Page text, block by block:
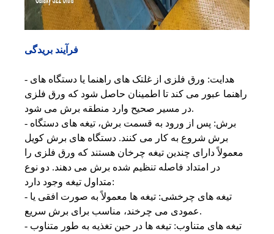
فرآیند بریدگی
- هدایت: ورق فلزی از غلتک های راهنما یا دستگاه های
راهنما عبور می کند تا اطمینان حاصل شود که ورق فلزی
در مسیر صحیح وارد منطقه برش می شود.
- برش: پس از ورود به قسمت برش، تیغه های دستگاه
برش شروع به کار می کنند. دستگاه های برش کویل
معمولاً دارای چندین تیغه چرخان هستند که ورق فلزی را
در امتداد فاصله تنظیم شده برش می دهند. دو نوع
متداول تیغه وجود دارد:
- تیغه های چرخشی: تیغه ها معمولاً به صورت افقی یا
عمودی می چرخند، مناسب برای برش سریع.
- تیغه های متناوب: تیغه ها در حین تغذیه به طور متناوب